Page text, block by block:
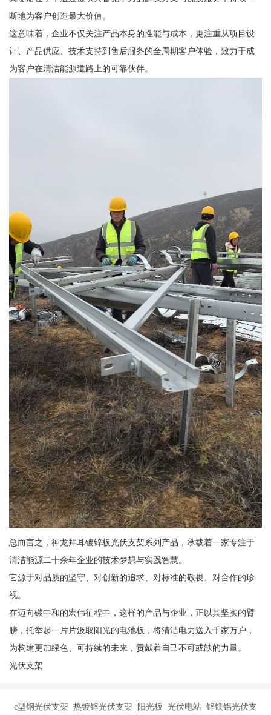
断地为客户创造最大价值。
这意味着，企业不仅关注产品本身的性能与成本，更注重从项目设
计、产品供应、技术支持到售后服务的全周期客户体验，致力于成
为客户在清洁能源道路上的可靠伙伴。
总而言之，神龙拜耳镀锌板光伏支架系列产品，承载着一家专注于
清洁能源二十余年企业的技术梦想与实践智慧。
它源于对品质的坚守、对创新的追求、对标准的敬畏、对合作的珍
视。
在迈向碳中和的宏伟征程中，这样的产品与企业，正以其坚实的臂
膀，托举起一片片汲取阳光的电池板，将清洁电力送入千家万户，
为构建更加绿色、可持续的未来，贡献着自己不可或缺的力量。
光伏支架
c型钢光伏支架 热镀锌光伏支架 阳光板 光伏电站 锌镁铝光伏支